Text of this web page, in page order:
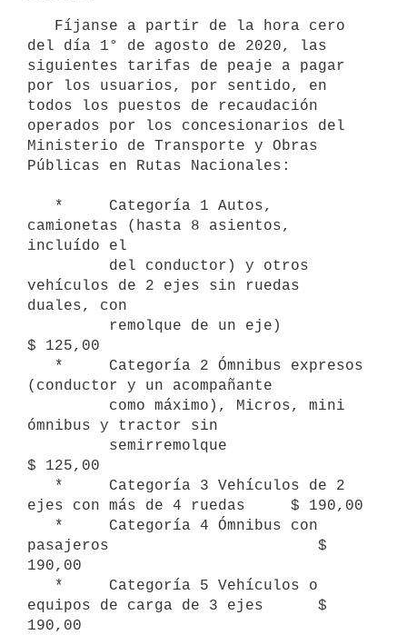
del día 1° de agosto de 2020, las
siguientes tarifas de peaje a pagar
por los usuarios, por sentido, en
todos los puestos de recaudación
operados por los concesionarios del
Ministerio de Transporte y Obras
Públicas en Rutas Nacionales:
camionetas (hasta 8 asientos,
incluído el
vehículos de 2 ejes sin ruedas
duales, con
$ 125,00
(conductor y un acompañante
ómnibus y tractor sin
$ 125,00
ejes con más de 4 ruedas     $ 190,00
pasajeros                       $
190,00
equipos de carga de 3 ejes      $
190,00